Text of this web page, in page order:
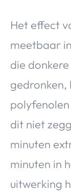
Het effect
meetbaar
die
dit niet
minuten
minuten in
uitwerking